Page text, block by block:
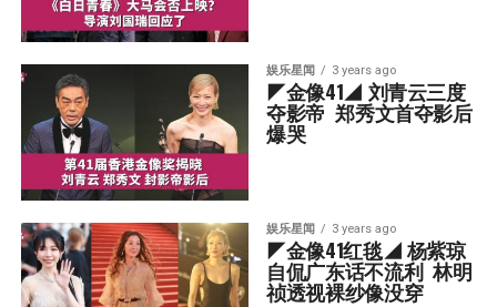
娱乐星闻 3 years ago
◤金像41◢ 刘青云三度
夺影帝  郑秀文首夺影后
爆哭
娱乐星闻 3 years ago
◤金像41红毯◢ 杨紫琼
自侃广东话不流利  林明
祯透视裸纱像没穿